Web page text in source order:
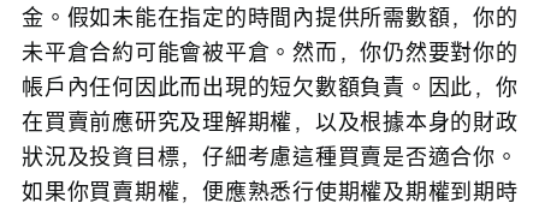
金。假如未能在指定的時間內提供所需數額，你的
未平倉合約可能會被平倉。然而，你仍然要對你的
帳戶內任何因此而出現的短欠數額負責。因此，你
在買賣前應研究及理解期權，以及根據本身的財政
狀況及投資目標，仔細考慮這種買賣是否適合你。
如果你買賣期權，便應熟悉行使期權及期權到期時